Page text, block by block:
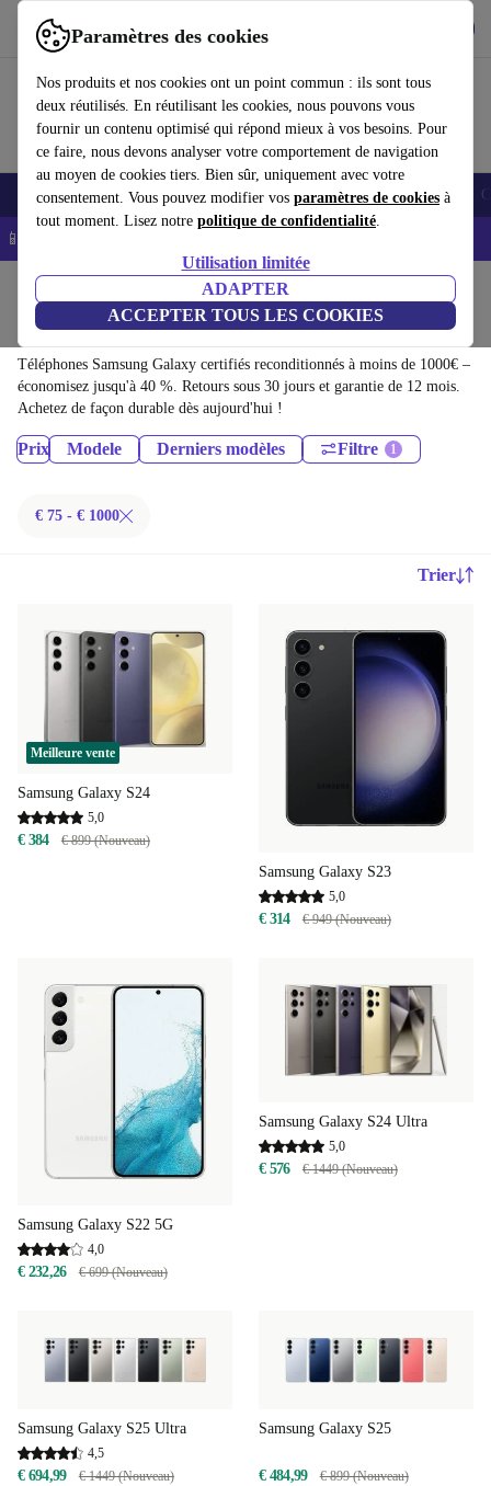
Paramètres des cookies
Nos produits et nos cookies ont un point commun : ils sont tous
deux réutilisés. En réutilisant les cookies, nous pouvons vous
fournir un contenu optimisé qui répond mieux à vos besoins. Pour
ce faire, nous devons analyser votre comportement de navigation
au moyen de cookies tiers. Bien sûr, uniquement avec votre
consentement. Vous pouvez modifier vos paramètres de cookies à
tout moment. Lisez notre politique de confidentialité.
Utilisation limitée
ADAPTER
ACCEPTER TOUS LES COOKIES
Utilisez refurbed rapidement et facilement
Smartphones Laptops Tablettes Montres connectées Accessoires
📱 -5% EXTRA sur les iPhones – Code : IPHONEDEAL -
Téléphones & Smartphones
Téléphones Samsung Galaxy:
Téléphones Samsung Galaxy certifiés reconditionnés à moins de 1000€ –
économisez jusqu'à 40 %. Retours sous 30 jours et garantie de 12 mois.
Achetez de façon durable dès aujourd'hui !
Prix Modele Derniers modèles Filtre
€ 75 - € 1000
Trier
Meilleure vente
Samsung Galaxy S24
5,0
€ 384 € 899 (Nouveau)
Samsung Galaxy S23
5,0
€ 314 € 949 (Nouveau)
Samsung Galaxy S22 5G
4,0
€ 232,26 € 699 (Nouveau)
Samsung Galaxy S24 Ultra
5,0
€ 576 € 1449 (Nouveau)
Samsung Galaxy S25 Ultra
4,5
€ 694,99 € 1449 (Nouveau)
Samsung Galaxy S25
€ 484,99 € 899 (Nouveau)